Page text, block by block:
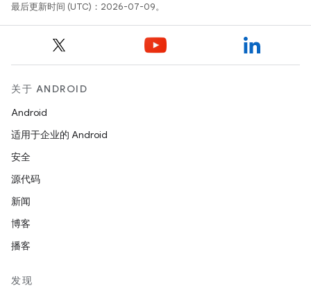
最后更新时间 (UTC)：2026-07-09。
关于 ANDROID
Android
适用于企业的 Android
安全
源代码
新闻
博客
播客
发现